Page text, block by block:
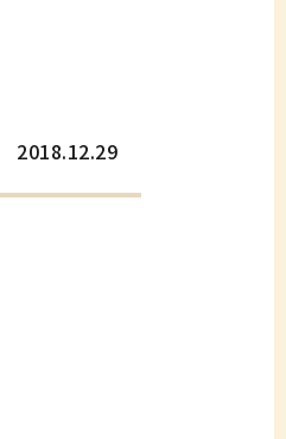
2018.12.29